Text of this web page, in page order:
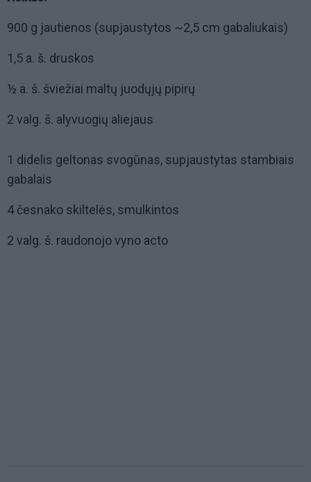
900 g jautienos (supjaustytos ~2,5 cm gabaliukais)
1,5 a. š. druskos
½ a. š. šviežiai maltų juodųjų pipirų
2 valg. š. alyvuogių aliejaus
1 didelis geltonas svogūnas, supjaustytas stambiais
gabalais
4 česnako skiltelės, smulkintos
2 valg. š. raudonojo vyno acto